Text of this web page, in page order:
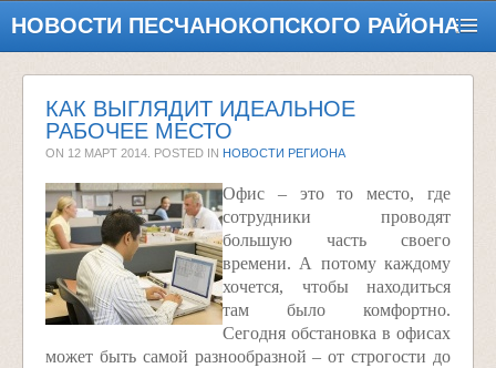
НОВОСТИ ПЕСЧАНОКОПСКОГО РАЙОНА
КАК ВЫГЛЯДИТ ИДЕАЛЬНОЕ
РАБОЧЕЕ МЕСТО
ON 12 МАРТ 2014 . POSTED IN НОВОСТИ РЕГИОНА
Офис – это то место, где
сотрудники проводят
большую часть своего
времени. А потому каждому
хочется, чтобы находиться
там было комфортно.
Сегодня обстановка в офисах
может быть самой разнообразной – от строгости до